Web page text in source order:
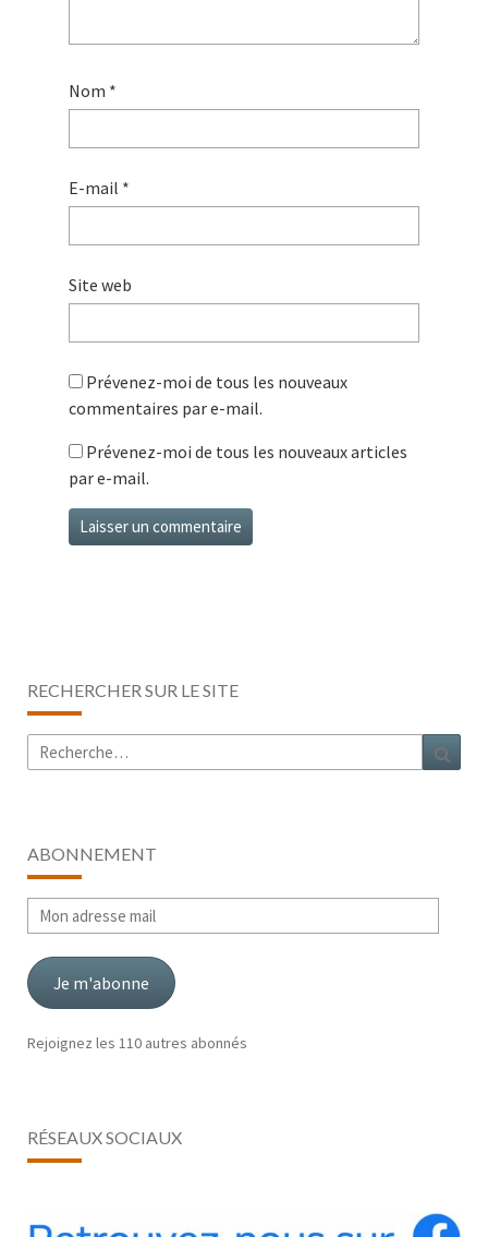
Nom *
E-mail *
Site web
Prévenez-moi de tous les nouveaux
commentaires par e-mail.
Prévenez-moi de tous les nouveaux articles
par e-mail.
RECHERCHER SUR LE SITE
Rechercher :
ABONNEMENT
Mon
adresse
mail
Je m'abonne
Rejoignez les 110 autres abonnés
RÉSEAUX SOCIAUX